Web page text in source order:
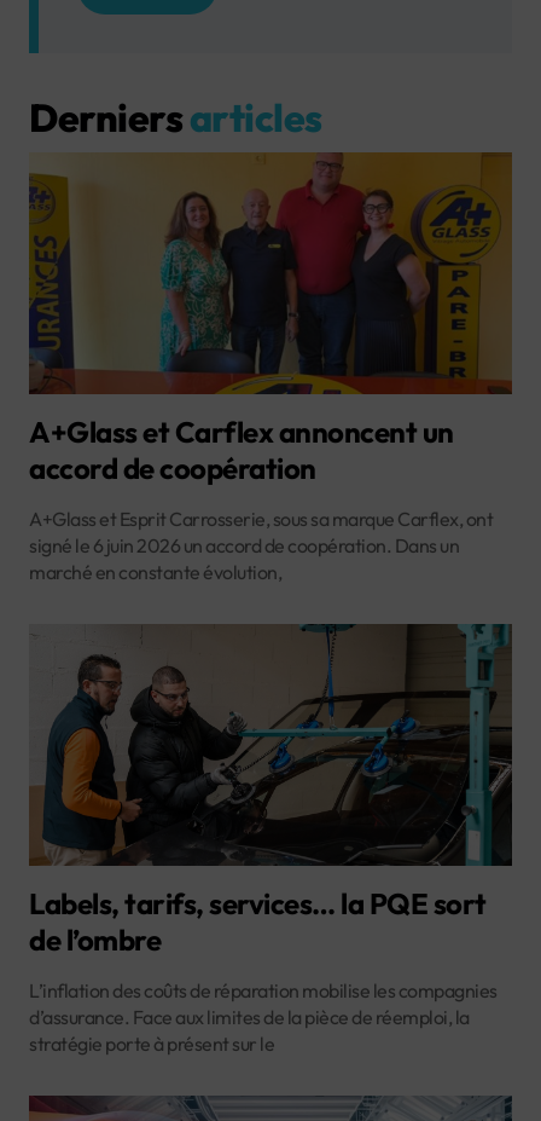
Derniersarticles
A+Glass et Carflex annoncent un
accord de coopération
A+Glass et Esprit Carrosserie, sous sa marque Carflex, ont
signé le 6 juin 2026 un accord de coopération. Dans un
marché en constante évolution,
Labels, tarifs, services… la PQE sort
de l’ombre
L’inflation des coûts de réparation mobilise les compagnies
d’assurance. Face aux limites de la pièce de réemploi, la
stratégie porte à présent sur le